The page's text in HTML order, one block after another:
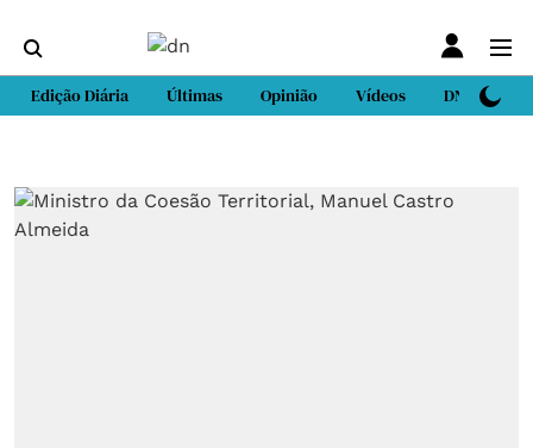
Edição Diária Últimas Opinião Vídeos DN Sport